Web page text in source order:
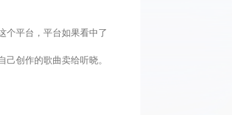
个平台，平台如果看中了
创作的歌曲卖给听晓。